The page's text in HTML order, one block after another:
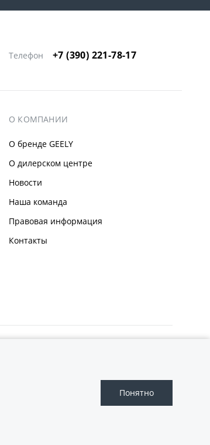
Телефон +7 (390) 221-78-17
О КОМПАНИИ
О бренде GEELY
О дилерском центре
Новости
Наша команда
Правовая информация
Контакты
Сделано в ПЕРКС
Понятно